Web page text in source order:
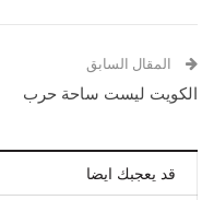
المقال السابق
الكويت ليست ساحة حرب
قد يعجبك ايضا